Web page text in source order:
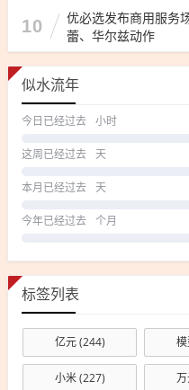
10
优必选发布商用服务
蕾、华尔兹动作
似水流年
今日已经过去 小时
这周已经过去 天
本月已经过去 天
今年已经过去 个月
标签列表
亿元(244)
小米(227)